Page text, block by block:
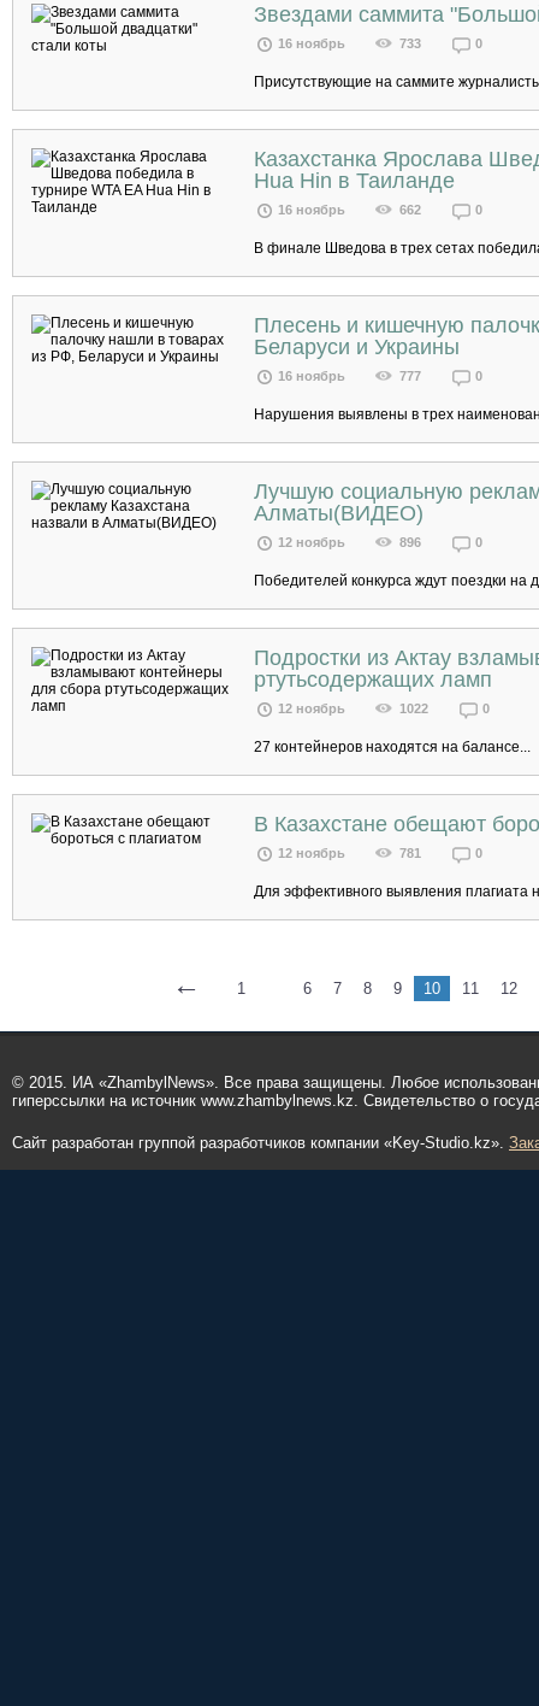
Звездами саммита
16 ноябрь 733 0
Присутствующие на саммите
Казахстанка Ярослава
Hua Hin в Таиланде
16 ноябрь 662 0
В финале Шведова в трех сетах
Плесень и кишечную
Беларуси и Украины
16 ноябрь 777 0
Нарушения выявлены в трех
Лучшую социальную
Алматы(ВИДЕО)
12 ноябрь 896 0
Победителей конкурса ждут поездки
Подростки из Актау
ртутьсодержащих ламп
12 ноябрь 1022 0
27 контейнеров находятся на балансе...
В Казахстане обещают
12 ноябрь 781 0
Для эффективного выявления
← 1 6 7 8 9 10 11 12
© 2015. ИА «ZhambylNews». Все права защищены. Любое
гиперссылки на источник www.zhambylnews.kz. Свидетельство о
Сайт разработан группой разработчиков компании «Key-Studio.kz».